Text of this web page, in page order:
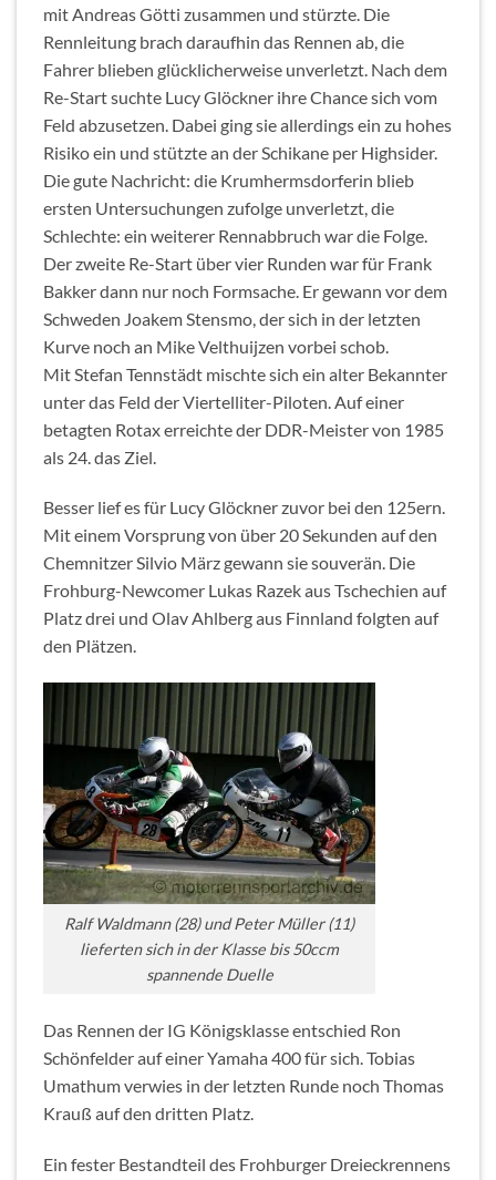
mit Andreas Götti zusammen und stürzte. Die
Rennleitung brach daraufhin das Rennen ab, die
Fahrer blieben glücklicherweise unverletzt. Nach dem
Re-Start suchte Lucy Glöckner ihre Chance sich vom
Feld abzusetzen. Dabei ging sie allerdings ein zu hohes
Risiko ein und stützte an der Schikane per Highsider.
Die gute Nachricht: die Krumhermsdorferin blieb
ersten Untersuchungen zufolge unverletzt, die
Schlechte: ein weiterer Rennabbruch war die Folge.
Der zweite Re-Start über vier Runden war für Frank
Bakker dann nur noch Formsache. Er gewann vor dem
Schweden Joakem Stensmo, der sich in der letzten
Kurve noch an Mike Velthuijzen vorbei schob.
Mit Stefan Tennstädt mischte sich ein alter Bekannter
unter das Feld der Viertelliter-Piloten. Auf einer
betagten Rotax erreichte der DDR-Meister von 1985
als 24. das Ziel.
Besser lief es für Lucy Glöckner zuvor bei den 125ern.
Mit einem Vorsprung von über 20 Sekunden auf den
Chemnitzer Silvio März gewann sie souverän. Die
Frohburg-Newcomer Lukas Razek aus Tschechien auf
Platz drei und Olav Ahlberg aus Finnland folgten auf
den Plätzen.
Ralf Waldmann (28) und Peter Müller (11)
lieferten sich in der Klasse bis 50ccm
spannende Duelle
Das Rennen der IG Königsklasse entschied Ron
Schönfelder auf einer Yamaha 400 für sich. Tobias
Umathum verwies in der letzten Runde noch Thomas
Krauß auf den dritten Platz.
Ein fester Bestandteil des Frohburger Dreieckrennens